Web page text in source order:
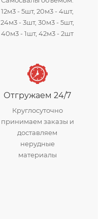
12м3 - 5шт, 20м3 - 4шт,
24м3 - 3шт, 30м3 - 5шт,
40м3 - 1шт, 42м3 - 2шт
Отгружаем 24/7
Круглосуточно
принимаем заказы и
доставляем
нерудные
материалы